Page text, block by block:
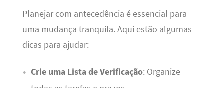
Planejar com antecedência é essencial para
uma mudança tranquila. Aqui estão algumas
dicas para ajudar:
Crie uma Lista de Verificação: Organize